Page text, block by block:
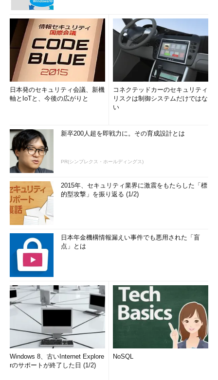
日本発のセキュリティ会議、新機
軸とIoTと、今後の広がりと
コネクテッドカーのセキュリティ
リスクは制御システムだけではな
い
新卒200人超を即戦力に。その育成設計とは
PR(シンプレクス・ホールディングス)
2015年、セキュリティ業界に激震をもたらした「標
的型攻撃」を振り返る (1/2)
日本年金機構情報漏えい事件でも悪用された「盲
点」とは
Windows 8、古いInternet Explore
rのサポートが終了した日 (1/2)
NoSQL